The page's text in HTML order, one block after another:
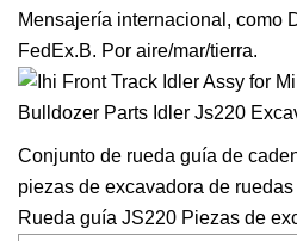
Mensajería internacional, como
FedEx.B. Por aire/mar/tierra.
Conjunto de rueda guía de
piezas de excavadora de
Rueda guía JS220 Piezas de